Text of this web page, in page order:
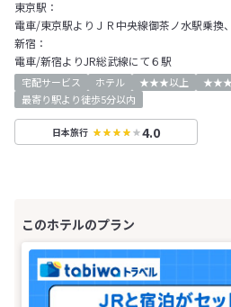
東京駅：
電車/東京駅よりＪＲ中央線御茶ノ水駅乗換
新宿：
電車/新宿よりJR総武線にて６駅
宅配サービス ホテル ★★★以上
最寄り駅より徒歩5分以内
日本旅行 4.0